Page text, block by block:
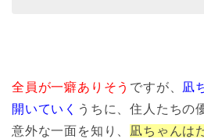
全員が一癖ありそう ですが、 凪
開いていく うちに、住人たちの
意外な一面を知り、
凪ちゃんは